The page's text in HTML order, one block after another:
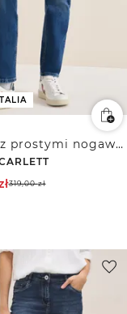
Jeansy z prostymi nogawkami
319,00zł